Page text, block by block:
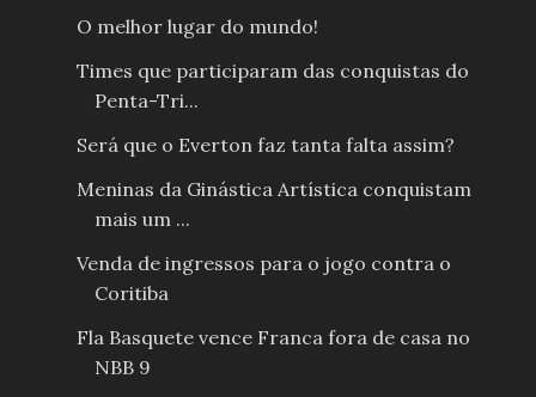
O melhor lugar do mundo!
Times que participaram das conquistas do
Penta-Tri...
Será que o Everton faz tanta falta assim?
Meninas da Ginástica Artística conquistam
mais um ...
Venda de ingressos para o jogo contra o
Coritiba
Fla Basquete vence Franca fora de casa no
NBB 9